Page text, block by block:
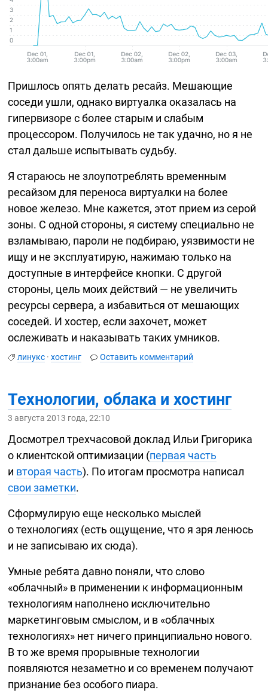
Пришлось опять делать ресайз. Мешающие
соседи ушли, однако виртуалка оказалась на
гипервизоре с более старым и слабым
процессором. Получилось не так удачно, но я не
стал дальше испытывать судьбу.
Я стараюсь не злоупотреблять временным
ресайзом для переноса виртуалки на более
новое железо. Мне кажется, этот прием из серой
зоны. С одной стороны, я систему специально не
взламываю, пароли не подбираю, уязвимости не
ищу и не эксплуатирую, нажимаю только на
доступные в интерфейсе кнопки. С другой
стороны, цель моих действий — не увеличить
ресурсы сервера, а избавиться от мешающих
соседей. И хостер, если захочет, может
ослеживать и наказывать таких умников.
линукс ·хостинг Оставить комментарий
Технологии, облака и хостинг
3 августа 2013 года, 22:10
Досмотрел трехчасовой доклад Ильи Григорика
о клиентской оптимизации (первая часть
и вторая часть). По итогам просмотра написал
свои заметки.
Сформулирую еще несколько мыслей
о технологиях (есть ощущение, что я зря ленюсь
и не записываю их сюда).
Умные ребята давно поняли, что слово
«облачный» в применении к информационным
технологиям наполнено исключительно
маркетинговым смыслом, и в «облачных
технологиях» нет ничего принципиально нового.
В то же время прорывные технологии
появляются незаметно и со временем получают
признание без особого пиара.